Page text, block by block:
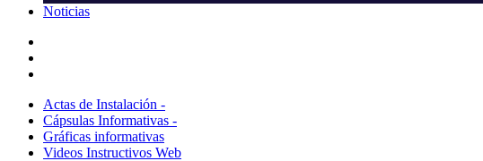
Noticias
Actas de Instalación -
Cápsulas Informativas -
Gráficas informativas
Videos Instructivos Web